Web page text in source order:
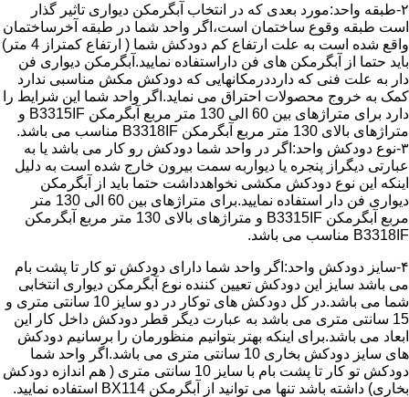
۲-طبقه واحد:مورد بعدی که در انتخاب آبگرمکن دیواری تاثیر گذار
است طبقه وقوع ساختمان است،اگر واحد شما در طبقه آخرساختمان
واقع شده است به علت ارتفاع کم دودکش شما ( ارتفاع کمتراز 4 متر)
باید حتما از آبگرمکن های فن داراستفاده نمایید.آبگرمکن دیواری فن
دار به علت فنی که دارددرمکانهایی که دودکش مکش مناسبی ندارد
کمک به خروج محصولات احتراق می نماید.اگر واحد شما این شرایط را
دارد برای متراژهای بین 60 الی 130 متر مربع آبگرمکن B3315IF و
متراژهای بالای 130 متر مربع آبگرمکن B3318IF مناسب می باشد.
۳-نوع دودکش واحد:اگر در واحد شما دودکش رو کار می باشد یا به
عبارتی دیگراز پنجره یا دیواربه سمت بیرون خارج شده است به دلیل
اینکه این نوع دودکش مکشی نخواهدداشت حتما باید از آبگرمکن
دیواری فن دار استفاده نمایید.برای متراژهای بین 60 الی 130 متر
مربع آبگرمکن B3315IF و متراژهای بالای 130 متر مربع آبگرمکن
B3318IF مناسب می باشد.
۴-سایز دودکش واحد:اگر واحد شما دارای دودکش تو کار تا پشت بام
می باشد سایز این دودکش تعیین کننده نوع آبگرمکن دیواری انتخابی
شما می باشد.در کل دودکش های توکار در دو سایز 10 سانتی متری و
15 سانتی متری می باشد به عبارت دیگر قطر دودکش داخل کار این
ابعاد می باشد.برای اینکه بهتر بتوانیم منظورمان را برسانیم دودکش
های سایز دودکش بخاری 10 سانتی متری می باشد.اگر واحد شما
دودکش تو کار تا پشت بام با سایز 10 سانتی متری ( هم اندازه دودکش
بخاری) داشته باشد تنها می توانید از آبگرمکن BX114 استفاده نمایید.